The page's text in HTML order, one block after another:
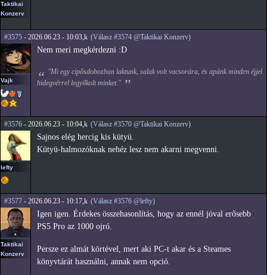
Taktikai
Konzerv
#3575 - 2026.06.23 - 10:03,k (Válasz #3574 @Taktikai Konzerv)
Vajk
Nem meri megkérdezni :D
"Mi egy cipősdobozban laktunk, salak volt vacsorára, és apánk minden éjjel
hidegvérrel legyilkolt minket."
#3576 - 2026.06.23 - 10:04,k (Válasz #3570 @Taktikai Konzerv)
lefty
Sajnos elég hercig kis kütyü.
Kütyü-halmozóknak nehéz lesz nem akarni megvenni.
#3577 - 2026.06.23 - 10:17,k (Válasz #3576 @lefty)
Taktikai
Konzerv
Igen igen. Érdekes összehasonlítás, hogy az ennél jóval erősebb
PS5 Pro az 1000 ojró.
Persze ez almát körtével, mert aki PC-t akar és a Steames
könyvtárát használni, annak nem opció.